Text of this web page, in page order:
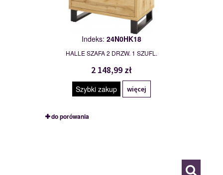
Indeks: 24N0HK18
HALLE SZAFA 2 DRZW. 1 SZUFL.
2 148,99 zł
Szybki zakup więcej
do porówania